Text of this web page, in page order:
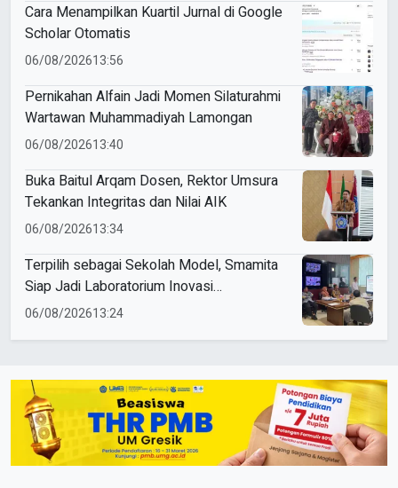
Cara Menampilkan Kuartil Jurnal di Google
Scholar Otomatis
06/08/202613:56
Pernikahan Alfain Jadi Momen Silaturahmi
Wartawan Muhammadiyah Lamongan
06/08/202613:40
Buka Baitul Arqam Dosen, Rektor Umsura
Tekankan Integritas dan Nilai AIK
06/08/202613:34
Terpilih sebagai Sekolah Model, Smamita
Siap Jadi Laboratorium Inovasi
Pembelajaran AI
06/08/202613:24